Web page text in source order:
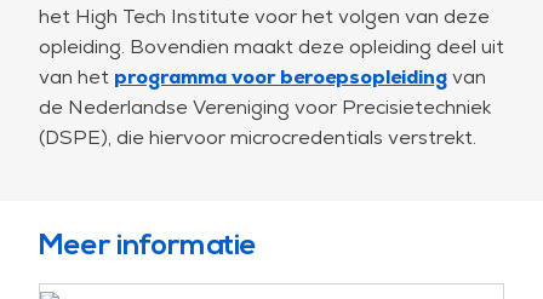
polymorfisme. Ze zijn in staat om concurrent
programma's te schrijven met behulp van threads
en asynchroon programmeren, en begrijpen hoe
onveilige code verstandig kan worden toegepast
voor high-performance vereisten.
Projectorganisatie en tooling, macro's en het
ecosysteem, toepassingsdomeinen. Optionele
onderwerpen (op aanvraag): cross-compilatie,
het High Tech Institute voor het volgen van deze
opleiding. Bovendien maakt deze opleiding deel uit
van het programma voor beroepsopleidingvan
de Nederlandse Vereniging voor Precisietechniek
(DSPE), die hiervoor microcredentials verstrekt.
Meer informatie